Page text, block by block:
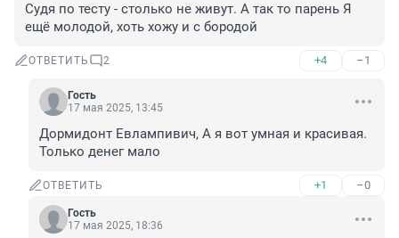
Судя по тесту - столько не живут. А так то парень Я
ещё молодой, хоть хожу и с бородой
ОТВЕТИТЬ 2 +4 –1
Гость
17 мая 2025, 13:45
Дормидонт Евлампивич, А я вот умная и красивая.
Только денег мало
ОТВЕТИТЬ +1 –0
Гость
17 мая 2025, 18:36